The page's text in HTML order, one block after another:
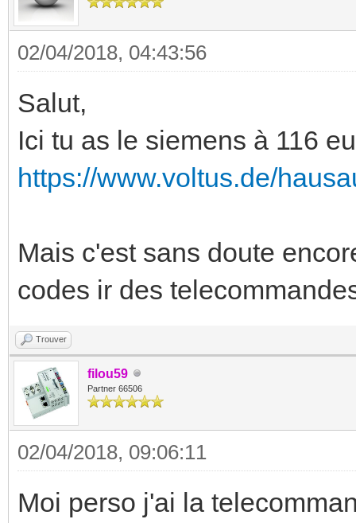
02/04/2018, 04:43:56
Salut,
Ici tu as le siemens à 116
https://www.voltus.de/
Mais c'est sans doute
codes ir des
Trouver
filou59
Partner 66506
02/04/2018, 09:06:11
Moi perso j'ai la